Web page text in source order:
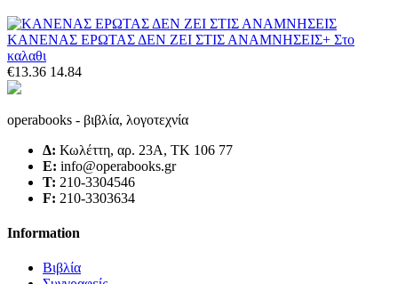
ΚΑΝΕΝΑΣ ΕΡΩΤΑΣ ΔΕΝ ΖΕΙ ΣΤΙΣ ΑΝΑΜΝΗΣΕΙΣ+ Στο
καλαθι
€13.36 14.84
operabooks - βιβλία, λογοτεχνία
Δ: Κωλέττη, αρ. 23Α, ΤΚ 106 77
E: info@operabooks.gr
Τ: 210-3304546
F: 210-3303634
Information
Βιβλία